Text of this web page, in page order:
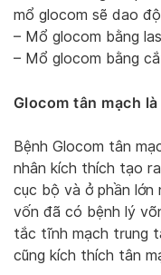
mổ glocom sẽ dao
– Mổ glocom bằng
– Mổ glocom bằng
Glocom tân mạch là
Bệnh Glocom tân
nhân kích thích tạo
cục bộ và ở phần lớn
vốn đã có bệnh lý
tắc tĩnh mạch trung
cũng kích thích tân